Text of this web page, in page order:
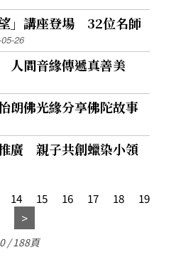
」講座登場 32位名師
26
人間音緣傳遞真善美
朗佛光緣分享佛陀故事
廣 親子共創蠟染小領
14 15 16 17 18
19
/ 188頁